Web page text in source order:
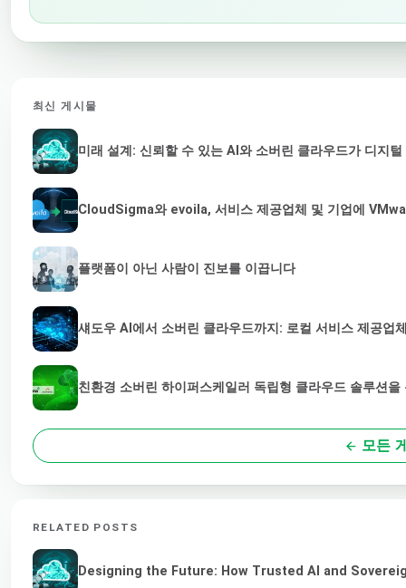
최신 게시물
미래 설계: 신뢰할 수 있는 AI와 소버린 클라우드가 디지
CloudSigma와 evoila, 서비스 제공업체 및 기업에
플랫폼이 아닌 사람이 진보를 이끕니다
섀도우 AI에서 소버린 클라우드까지: 로컬 서비스 제공업
친환경 소버린 하이퍼스케일러 독립형 클라우드 솔루션
모든
RELATED POSTS
Designing the Future: How Trusted AI and